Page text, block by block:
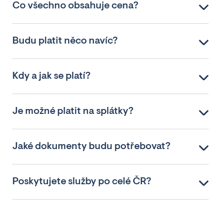
Co všechno obsahuje cena?
Budu platit něco navíc?
Kdy a jak se platí?
Je možné platit na splátky?
Jaké dokumenty budu potřebovat?
Poskytujete služby po celé ČR?